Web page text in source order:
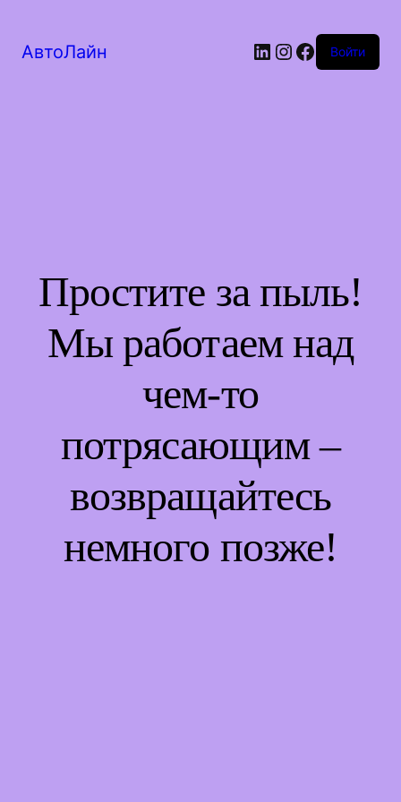
АвтоЛайн LinkedIn
Instagram
Facebook
Войти
Простите за пыль!
Мы работаем над
чем-то
потрясающим –
возвращайтесь
немного позже!